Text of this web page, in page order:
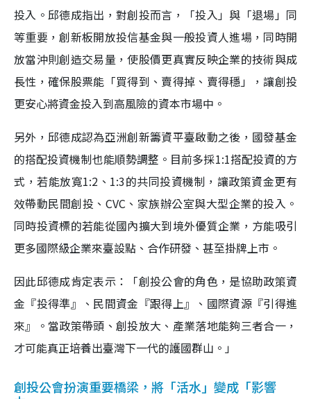
投入。邱德成指出，對創投而言，「投入」與「退場」同
等重要，創新板開放投信基金與一般投資人進場，同時開
放當沖則創造交易量，使股價更真實反映企業的技術與成
長性，確保股票能「買得到、賣得掉、賣得穩」，讓創投
更安心將資金投入到高風險的資本市場中。
另外，邱德成認為亞洲創新籌資平臺啟動之後，國發基金
的搭配投資機制也能順勢調整。目前多採1:1搭配投資的方
式，若能放寬1:2、1:3的共同投資機制，讓政策資金更有
效帶動民間創投、CVC、家族辦公室與大型企業的投入。
同時投資標的若能從國內擴大到境外優質企業，方能吸引
更多國際級企業來臺設點、合作研發、甚至掛牌上市。
因此邱德成肯定表示：「創投公會的角色，是協助政策資
金『投得準』、民間資金『跟得上』、國際資源『引得進
來』。當政策帶頭、創投放大、產業落地能夠三者合一，
才可能真正培養出臺灣下一代的護國群山。」
創投公會扮演重要橋梁，將「活水」變成「影響